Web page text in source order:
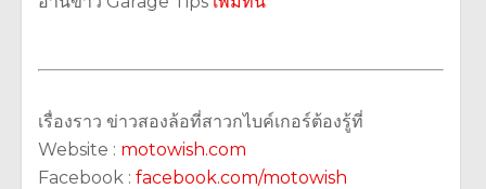
เรื่องราว ข่าวสองล้อที่สาวกไบค์เกอร์ต้องรู้ที่
Website : motowish.com
Facebook : facebook.com/motowish